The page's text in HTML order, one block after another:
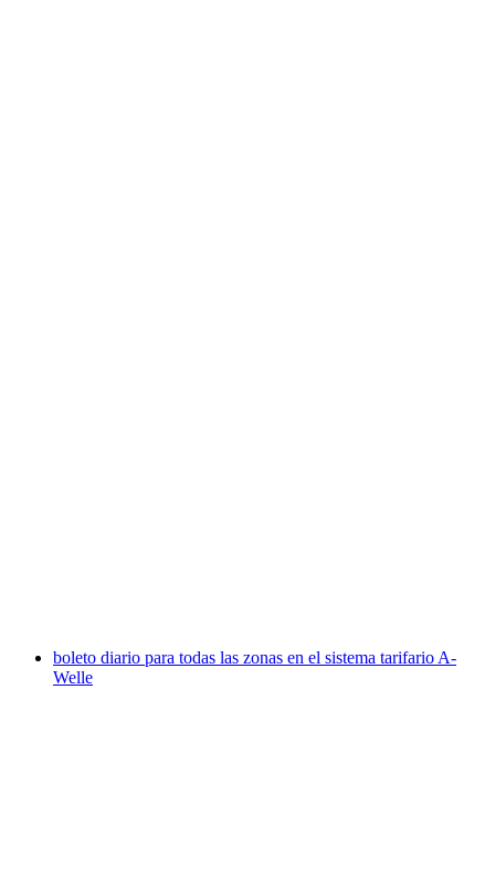
boleto diario para todas las zonas en el sistema tarifario A-
Welle